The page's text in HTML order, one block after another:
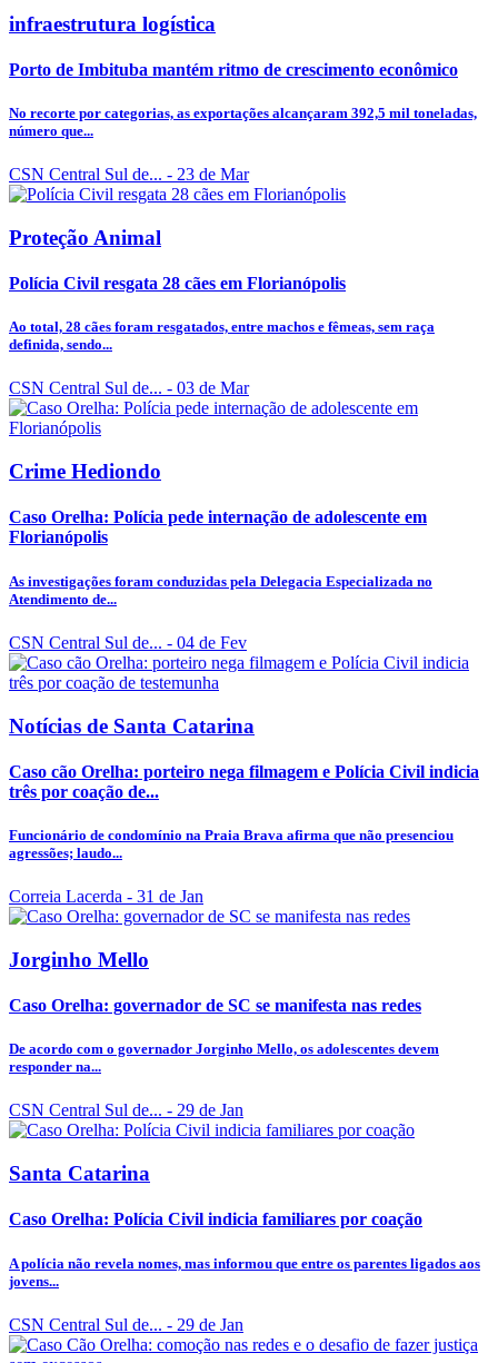
infraestrutura logística
Porto de Imbituba mantém ritmo de crescimento econômico
No recorte por categorias, as exportações alcançaram 392,5 mil toneladas,
número que...
CSN Central Sul de... - 23 de Mar
Proteção Animal
Polícia Civil resgata 28 cães em Florianópolis
Ao total, 28 cães foram resgatados, entre machos e fêmeas, sem raça
definida, sendo...
CSN Central Sul de... - 03 de Mar
Crime Hediondo
Caso Orelha: Polícia pede internação de adolescente em
Florianópolis
As investigações foram conduzidas pela Delegacia Especializada no
Atendimento de...
CSN Central Sul de... - 04 de Fev
Notícias de Santa Catarina
Caso cão Orelha: porteiro nega filmagem e Polícia Civil indicia
três por coação de...
Funcionário de condomínio na Praia Brava afirma que não presenciou
agressões; laudo...
Correia Lacerda - 31 de Jan
Jorginho Mello
Caso Orelha: governador de SC se manifesta nas redes
De acordo com o governador Jorginho Mello, os adolescentes devem
responder na...
CSN Central Sul de... - 29 de Jan
Santa Catarina
Caso Orelha: Polícia Civil indicia familiares por coação
A polícia não revela nomes, mas informou que entre os parentes ligados aos
jovens...
CSN Central Sul de... - 29 de Jan